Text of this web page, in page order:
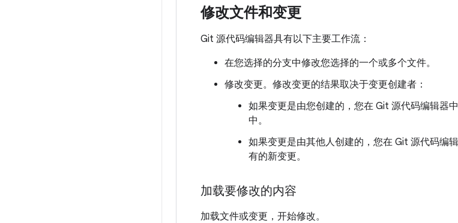
修改文件和变更
Git 源代码编辑器具有以下主要工作流：
在您选择的分支中修改您选择的一个或多个文件。
修改变更。修改变更的结果取决于变更创建者：
如果变更是由您创建的，您在 Git 源代码编辑器
中。
如果变更是由其他人创建的，您在 Git 源代码编
有的新变更。
加载要修改的内容
加载文件或变更，开始修改。